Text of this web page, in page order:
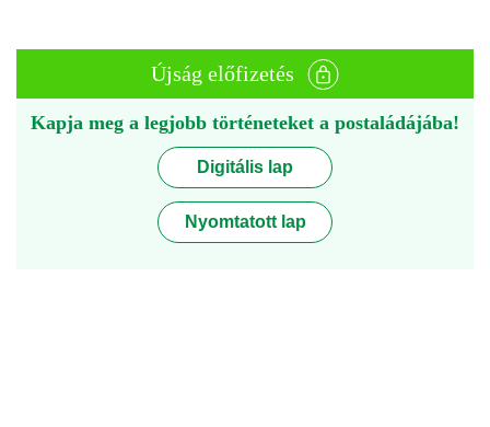
Újság előfizetés
Kapja meg a legjobb történeteket a postaládájába!
Digitális lap
Nyomtatott lap